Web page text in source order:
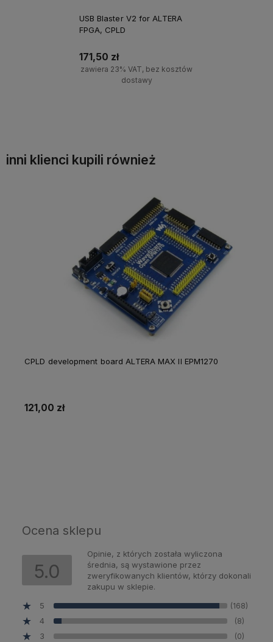
USB Blaster V2 for ALTERA
FPGA, CPLD
171,50 zł
zawiera 23% VAT, bez kosztów
dostawy
inni klienci kupili również
CPLD development board ALTERA MAX II EPM1270
121,00 zł
Ocena sklepu
5.0
Opinie, z których została wyliczona
średnia, są wystawione przez
zweryfikowanych klientów, którzy dokonali
zakupu w sklepie.
5
(168)
4 (8)
3 (0)